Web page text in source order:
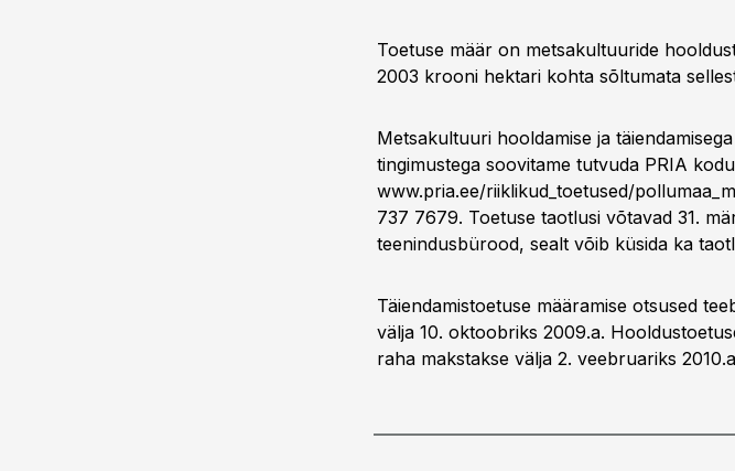
Toetuse määr on metsakultuuride
2003 krooni hektari kohta sõltumata
Metsakultuuri hooldamise ja
tingimustega soovitame tutvuda PRIA
www.pria.ee/riiklikud_toetused/
737 7679. Toetuse taotlusi võtavad 31.
teenindusbürood, sealt võib küsida ka
Täiendamistoetuse määramise otsused
välja 10. oktoobriks 2009.a.
raha makstakse välja 2. veebruariks